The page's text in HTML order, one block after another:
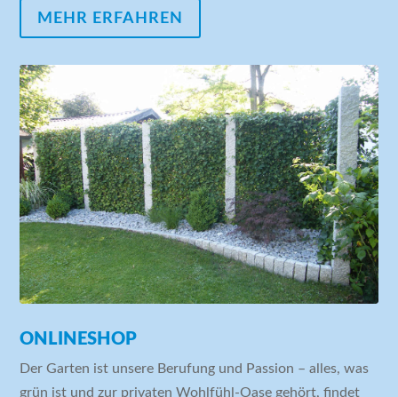
MEHR ERFAHREN
ONLINESHOP
Der Garten ist unsere Berufung und Passion – alles, was
grün ist und zur privaten Wohlfühl-Oase gehört, findet